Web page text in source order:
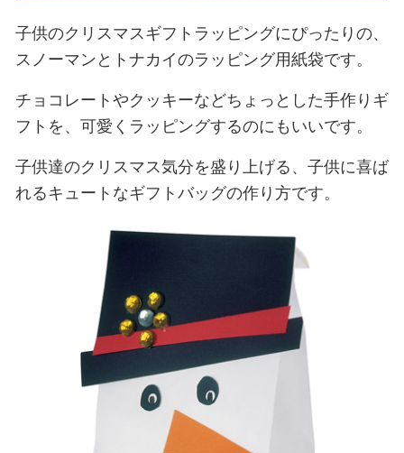
子供のクリスマスギフトラッピングにぴったりの、
スノーマンとトナカイのラッピング用紙袋です。
チョコレートやクッキーなどちょっとした手作りギ
フトを、可愛くラッピングするのにもいいです。
子供達のクリスマス気分を盛り上げる、子供に喜ば
れるキュートなギフトバッグの作り方です。